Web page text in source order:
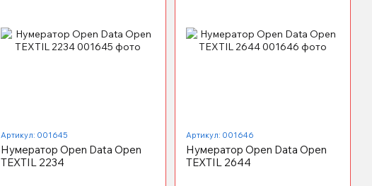
Артикул: 001645
Нумератор Open Data Open
ТEXTIL 2234
Артикул: 001646
Нумератор Open Data Open
ТEXTIL 2644